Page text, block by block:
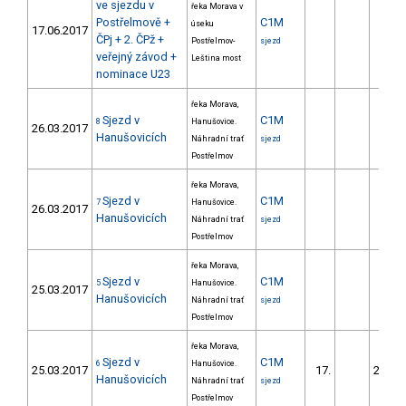
17.06.2017
ve sjezdu v
Postřelmově +
ČPj + 2. ČPž +
veřejný závod +
nominace U23
řeka Morava v
úseku
Postřelmov-
Leština most
C1M
sjezd
26.03.2017 8 Sjezd v
Hanušovicích
řeka Morava,
Hanušovice.
Náhradní trať
Postřelmov
C1M
sjezd
26.03.2017 7 Sjezd v
Hanušovicích
řeka Morava,
Hanušovice.
Náhradní trať
Postřelmov
C1M
sjezd
25.03.2017 5 Sjezd v
Hanušovicích
řeka Morava,
Hanušovice.
Náhradní trať
Postřelmov
C1M
sjezd
25.03.2017 6 Sjezd v
Hanušovicích
řeka Morava,
Hanušovice.
Náhradní trať
Postřelmov
C1M
sjezd
17.